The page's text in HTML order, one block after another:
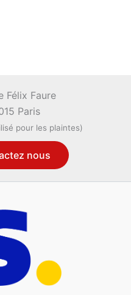
Félix Faure
Paris
pour les plaintes)
nous